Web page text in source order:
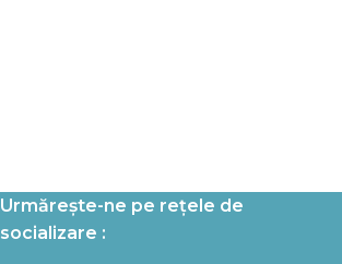
Urmărește-ne pe rețele de
socializare :